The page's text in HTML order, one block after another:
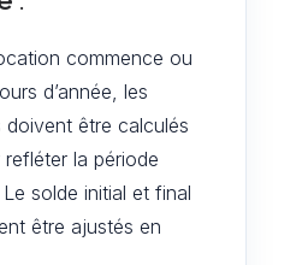
commence ou
d’année, les
doivent être calculés
la période
Le solde initial et final
être ajustés en